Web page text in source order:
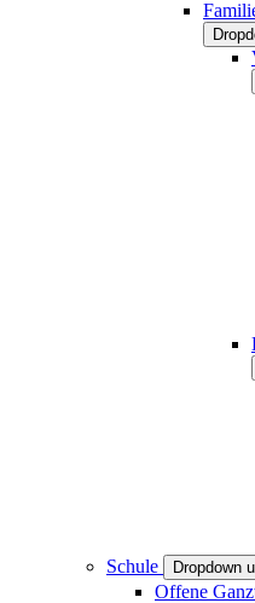
Schule
Dropdown
Offene